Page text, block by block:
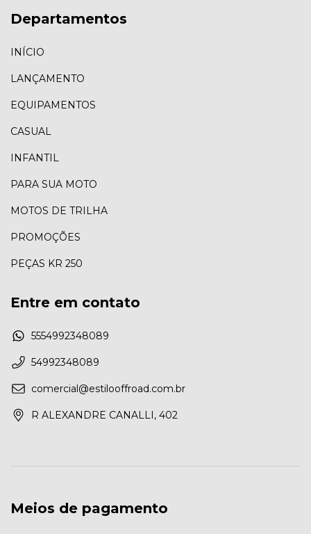
Departamentos
INÍCIO
LANÇAMENTO
EQUIPAMENTOS
CASUAL
INFANTIL
PARA SUA MOTO
MOTOS DE TRILHA
PROMOÇÕES
PEÇAS KR 250
Entre em contato
5554992348089
54992348089
comercial@estilooffroad.com.br
R ALEXANDRE CANALLI, 402
Meios de pagamento